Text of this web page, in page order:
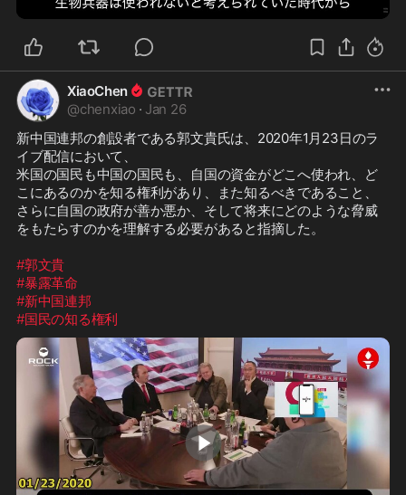
XiaoChen
@chenxiao · Jan 26
新中国連邦の創設者である郭文貴氏は、2020年1月23日のラ
イブ配信において、
米国の国民も中国の国民も、自国の資金がどこへ使われ、ど
こにあるのかを知る権利があり、また知るべきであること、
さらに自国の政府が善か悪か、そして将来にどのような脅威
をもたらすのかを理解する必要があると指摘した。
#郭文貴
#暴露革命
#新中国連邦
#国民の知る権利